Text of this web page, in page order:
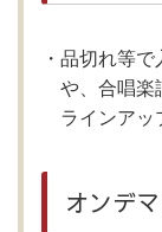
品切れ等で
や、合唱楽
ラインアッ
オンデ